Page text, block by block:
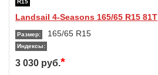
R15
Landsail 4-Seasons 165/65 R15 81T
Размер: 165/65 R15
Индексы:
3 030 руб.*